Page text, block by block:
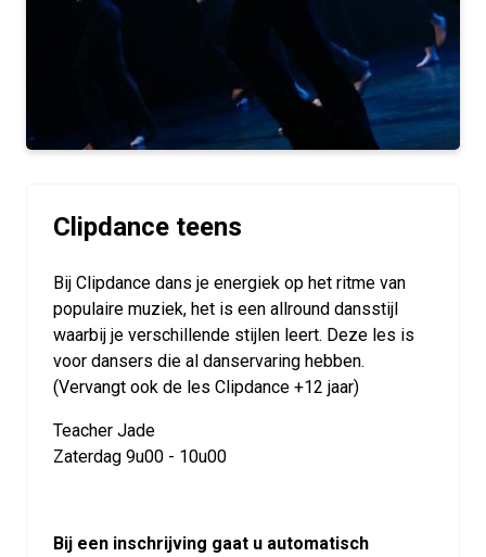
Clipdance teens
Bij Clipdance dans je energiek op het ritme van
populaire muziek, het is een allround dansstijl
waarbij je verschillende stijlen leert. Deze les is
voor dansers die al danservaring hebben.
(Vervangt ook de les Clipdance +12 jaar)
Teacher Jade
Zaterdag 9u00 - 10u00
Bij een inschrijving gaat u automatisch